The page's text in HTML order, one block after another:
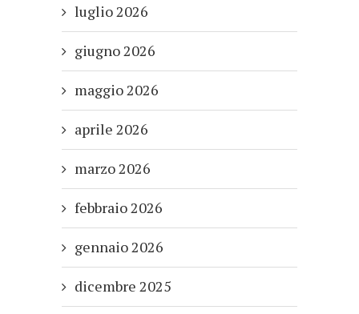
luglio 2026
giugno 2026
maggio 2026
aprile 2026
marzo 2026
febbraio 2026
gennaio 2026
dicembre 2025